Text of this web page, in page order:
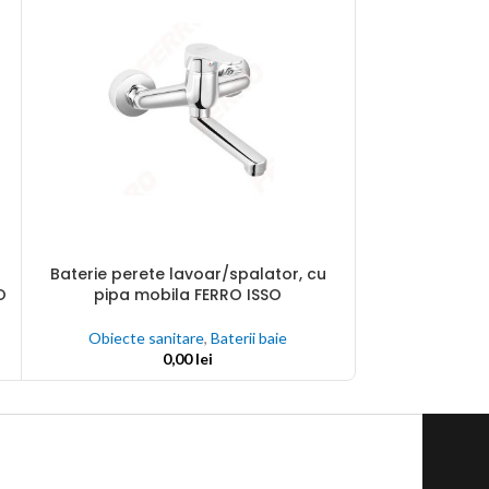
ADAUGĂ ÎN COȘ
Baterie perete lavoar/spalator, cu
pipa mobila FERRO ISSO
Obiecte sanitare, Baterii baie
0,00lei